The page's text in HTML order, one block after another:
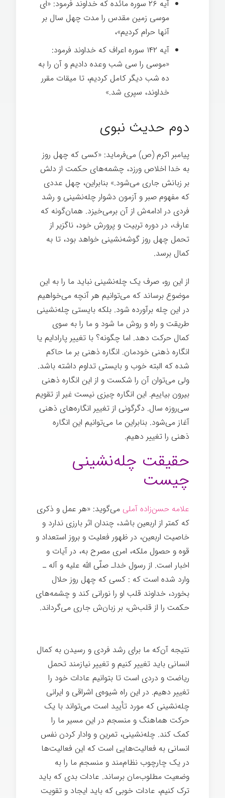
آیه ۲۶ سوره مائده که خداوند فرمود: «ای
موسی زمین مقدس را مدت چهل سال بر
آنها حرام کردیم»،
آیه ۱۴۲ سوره اعراف که خداوند فرمود:
«موسی را سی شب وعده دادیم و آن را به
ده شب دیگر کامل کردیم، تا میقات مقرر
خداوند، سپری شد.»
دوم حدیث نبوی
پیامبر اکرم (ص) می‌فرماید: «کسی که چهل روز
به خدا اخلاص ورزد، چشمه‌های حکمت از دلش
بر زبانش جاری می‌شود.» بنابراین، چهل عددی
که مفهوم صبر و آزمون دشوار چله‌نشینی و رشد
فردی در ادامه‌ش از آن برمی‌خیزد. همان‌گونه که
عارف، در دوره تربیت و پرورش خود، ناگزیر از
تحمل چهل روز گوشه‌نشینی خواهد بود، تا به
کمال برسد.
از این رو، صرف یک چله‌نشینی نباید ما را به این
موضوع برساند که می‌توانیم هر آنچه می‌خواهیم
در این چله برآورده شود. بلکه بایستی چله‌نشینی
طریقت و راه و روش ما شود و ما را به سوی
کمال حرکت دهد. اما چگونه؟ با تغییر پارادایم یا
انگاره ذهنی خودمان. انگاره ذهنی بر ما حاکم
شده که البته خوب و بایستی تداوم داشته باشد.
ولی می‌توان آن را شکست و از این انگاره ذهنی
بیرون بیاییم. این انگاره چیزی نیست غیر از تقویم
سی‌روزه سال. دگرگونی از تغییر انگاره‌های ذهنی
آغاز می‌شود. بنابراین ما می‌توانیم این انگاره
ذهنی را تغییر دهیم.
حقیقت چله‌نشینی
چیست
علامه حسن‌زاده آملی می‌گوید: «هر عمل و ذکری
که کمتر از اربعین باشد، چندان اثر بارزی ندارد و
خاصیت اربعین، در ظهور فعلیت و بروز استعداد و
قوه و حصول ملکه، امری مصرح به، در آیات و
اخبار است. از رسول خداـ صلّی الله علیه و آله ـ
وارد شده است که : کسی که چهل روز حلال
بخورد، خداوند قلب او را نورانی کند و چشمه‌های
حکمت را از قلب‌ش، بر زبان‌ش جاری می‌گرداند.
نتیجه آن‌که ما برای رشد فردی و رسیدن به کمال
انسانی باید تغییر کنیم و تغییر نیازمند تحمل
ریاضت و دردی است تا بتوانیم عادات خود را
تغییر دهیم. در این راه شیوه‌ی اشراقی و ایرانی
چله‌نشینی که مورد تأیید است می‌تواند با یک
حرکت هماهنگ و منسجم در این مسیر ما را
کمک کند. چله‌نشینی، تمرین و وادار کردن نفس
انسانی به فعالیت‌هایی است که این فعالیت‌ها
در یک چارچوب نظام‌مند و منسجم ما را به
وضعیت مطلوب‌مان برساند. عادات بدی که باید
ترک کنیم، عادات خوبی که باید ایجاد و تقویت